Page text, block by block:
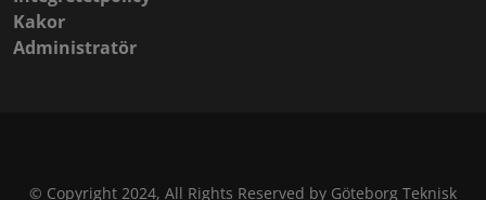
Kakor
Administratör
© Copyright 2024, All Rights Reserved by Göteborg Teknisk